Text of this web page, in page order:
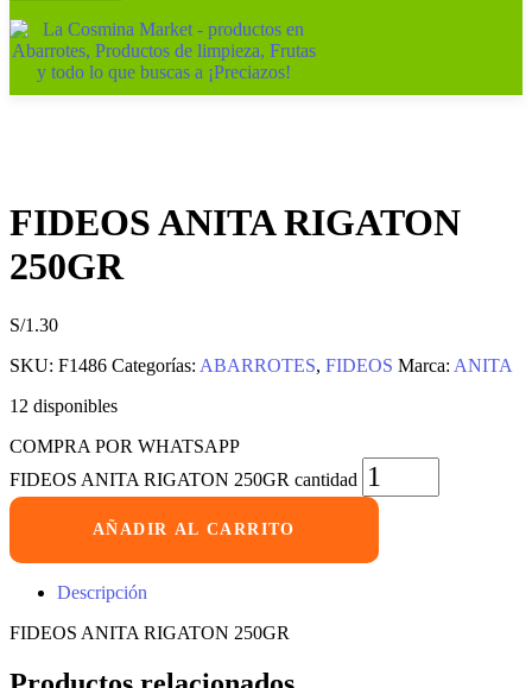
FIDEOS ANITA RIGATON
250GR
S/1.30
SKU: F1486 Categorías: ABARROTES, FIDEOS Marca: ANITA
12 disponibles
COMPRA POR WHATSAPP
FIDEOS ANITA RIGATON 250GR cantidad
AÑADIR AL CARRITO
Descripción
FIDEOS ANITA RIGATON 250GR